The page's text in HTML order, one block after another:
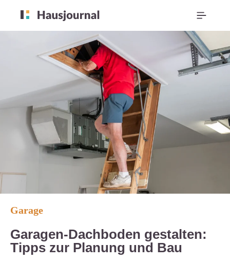
Garage
Garagen-Dachboden gestalten:
Tipps zur Planung und Bau